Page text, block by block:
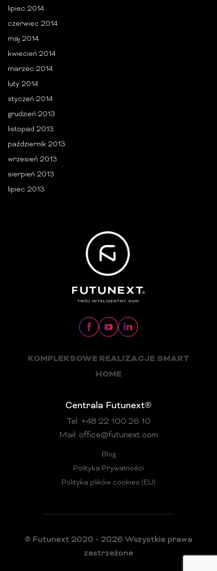
lipiec 2014
czerwiec 2014
maj 2014
kwiecień 2014
marzec 2014
luty 2014
styczeń 2014
grudzień 2013
listopad 2013
październik 2013
wrzesień 2013
sierpień 2013
lipiec 2013
KOMPLEKSOWE REALIZACJE SMART
HOME
Centrala Futunext®
Tel. +48 22 100 26 10
Mail: office@futunext.com
Blog
Polityka Prywatności
Polityka plików cookies (EU)
© Futunext 2020 - 2026 Wszystkie prawa
zastrzeżone